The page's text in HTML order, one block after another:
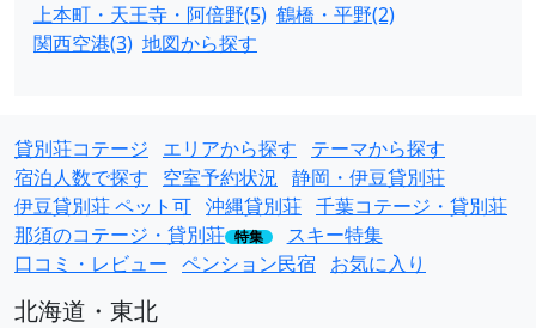
上本町・天王寺・阿倍野(5) 鶴橋・平野(2)
関西空港(3) 地図から探す
貸別荘コテージ エリアから探す
テーマから探す
宿泊人数で探す
空室予約状況 静岡・伊豆貸別荘
伊豆貸別荘 ペット可 沖縄貸別荘 千葉コテージ・貸別荘
那須のコテージ・貸別荘 特集
スキー特集
口コミ・レビュー ペンション民宿 お気に入り
北海道・東北